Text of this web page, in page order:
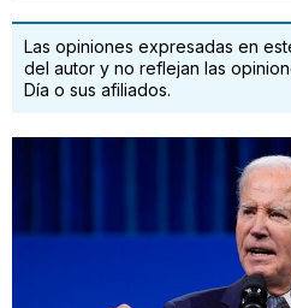
Las opiniones expresadas en
del autor y no reflejan las
Día o sus afiliados.